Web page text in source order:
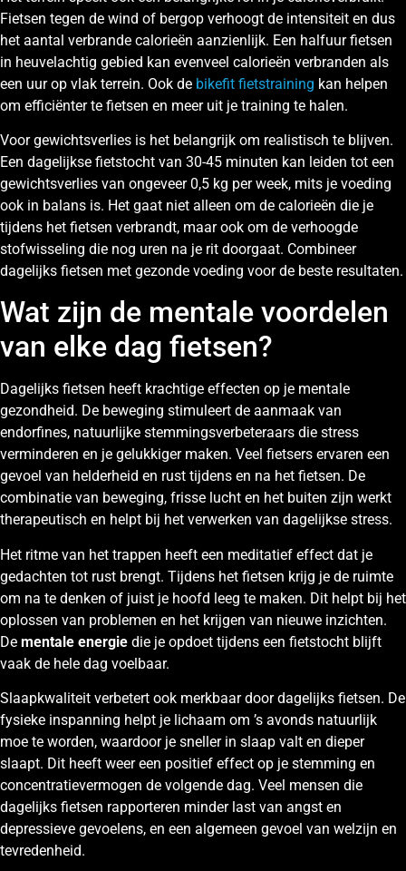
Fietsen tegen de wind of bergop verhoogt de intensiteit en dus
het aantal verbrande calorieën aanzienlijk. Een halfuur fietsen
in heuvelachtig gebied kan evenveel calorieën verbranden als
een uur op vlak terrein. Ook de bikefit fietstraining kan helpen
om efficiënter te fietsen en meer uit je training te halen.
Voor gewichtsverlies is het belangrijk om realistisch te blijven.
Een dagelijkse fietstocht van 30-45 minuten kan leiden tot een
gewichtsverlies van ongeveer 0,5 kg per week, mits je voeding
ook in balans is. Het gaat niet alleen om de calorieën die je
tijdens het fietsen verbrandt, maar ook om de verhoogde
stofwisseling die nog uren na je rit doorgaat. Combineer
dagelijks fietsen met gezonde voeding voor de beste resultaten.
Wat zijn de mentale voordelen
van elke dag fietsen?
Dagelijks fietsen heeft krachtige effecten op je mentale
gezondheid. De beweging stimuleert de aanmaak van
endorfines, natuurlijke stemmingsverbeteraars die stress
verminderen en je gelukkiger maken. Veel fietsers ervaren een
gevoel van helderheid en rust tijdens en na het fietsen. De
combinatie van beweging, frisse lucht en het buiten zijn werkt
therapeutisch en helpt bij het verwerken van dagelijkse stress.
Het ritme van het trappen heeft een meditatief effect dat je
gedachten tot rust brengt. Tijdens het fietsen krijg je de ruimte
om na te denken of juist je hoofd leeg te maken. Dit helpt bij het
oplossen van problemen en het krijgen van nieuwe inzichten.
De mentale energie die je opdoet tijdens een fietstocht blijft
vaak de hele dag voelbaar.
Slaapkwaliteit verbetert ook merkbaar door dagelijks fietsen. De
fysieke inspanning helpt je lichaam om ’s avonds natuurlijk
moe te worden, waardoor je sneller in slaap valt en dieper
slaapt. Dit heeft weer een positief effect op je stemming en
concentratievermogen de volgende dag. Veel mensen die
dagelijks fietsen rapporteren minder last van angst en
depressieve gevoelens, en een algemeen gevoel van welzijn en
tevredenheid.